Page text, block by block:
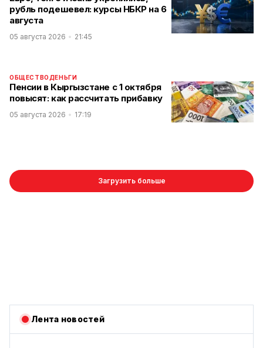
рубль подешевел: курсы НБКР на 6
августа
05 августа 2026 21:45
ОБЩЕСТВО ДЕНЬГИ
Пенсии в Кыргызстане с 1 октября
повысят: как рассчитать прибавку
05 августа 2026 17:19
Загрузить больше
Лента новостей